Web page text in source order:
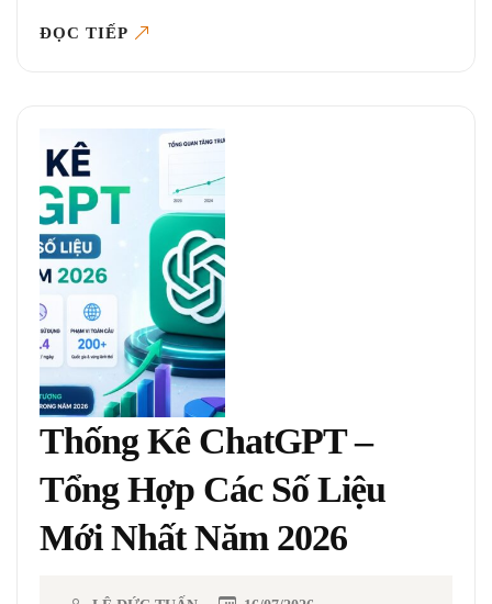
ĐỌC TIẾP
Thống Kê ChatGPT –
Tổng Hợp Các Số Liệu
Mới Nhất Năm 2026